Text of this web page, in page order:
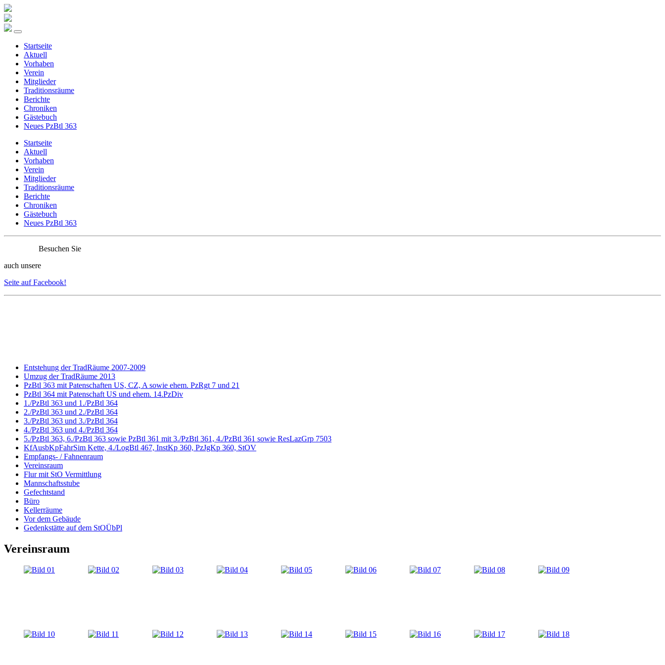
Startseite
Aktuell
Vorhaben
Verein
Mitglieder
Traditionsräume
Berichte
Chroniken
Gästebuch
Neues PzBtl 363
Startseite
Aktuell
Vorhaben
Verein
Mitglieder
Traditionsräume
Berichte
Chroniken
Gästebuch
Neues PzBtl 363
Besuchen Sie
auch unsere
Seite auf Facebook!
Entstehung der TradRäume 2007-2009
Umzug der TradRäume 2013
PzBtl 363 mit Patenschaften US, CZ, A sowie ehem. PzRgt 7 und 21
PzBtl 364 mit Patenschaft US und ehem. 14.PzDiv
1./PzBtl 363 und 1./PzBtl 364
2./PzBtl 363 und 2./PzBtl 364
3./PzBtl 363 und 3./PzBtl 364
4./PzBtl 363 und 4./PzBtl 364
5./PzBtl 363, 6./PzBtl 363 sowie PzBtl 361 mit 3./PzBtl 361, 4./PzBtl 361 sowie ResLazGrp 7503
KfAusbKpFahrSim Kette, 4./LogBtl 467, InstKp 360, PzJgKp 360, StOV
Empfangs- / Fahnenraum
Vereinsraum
Flur mit StO Vermittlung
Mannschaftsstube
Gefechtstand
Büro
Kellerräume
Vor dem Gebäude
Gedenkstätte auf dem StOÜbPl
Vereinsraum